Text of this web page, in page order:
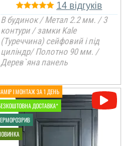
Вероніка
Питання поирібно було
вирішувати, так як старі
вдері були
промемерзали. Ці двері
справились. Пишемо
відгук тільки зараз ...
читати всі відгуки
14
В будинок / Метал 2.2 мм. / 3
контури / замки Kale
(Туреччина) сейфовий і під
циліндр/ Полотно 90 мм. /
Дерев`яна панель